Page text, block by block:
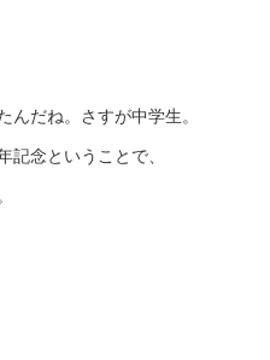
んだね。さすが中学生。
記念ということで、